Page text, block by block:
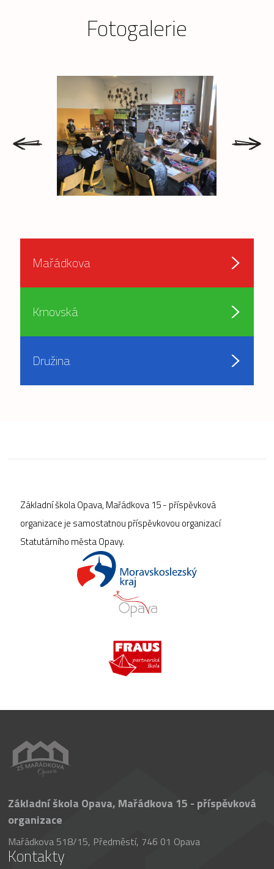
Fotogalerie
Mařádkova
Krnovská
Družina
Základní škola Opava, Mařádkova 15 - příspěvková
organizace je samostatnou příspěvkovou organizací
Statutárního města Opavy.
Základní škola Opava, Mařádkova 15 - příspěvková
organizace
Mařádkova 518/15, Předměstí, 746 01 Opava
Kontakty